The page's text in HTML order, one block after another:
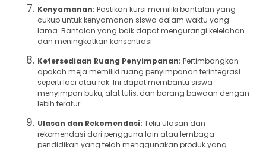
Kenyamanan: Pastikan kursi memiliki bantalan yang
cukup untuk kenyamanan siswa dalam waktu yang
lama. Bantalan yang baik dapat mengurangi kelelahan
dan meningkatkan konsentrasi.
Ketersediaan Ruang Penyimpanan: Pertimbangkan
apakah meja memiliki ruang penyimpanan terintegrasi
seperti laci atau rak. Ini dapat membantu siswa
menyimpan buku, alat tulis, dan barang bawaan dengan
lebih teratur.
Ulasan dan Rekomendasi: Teliti ulasan dan
rekomendasi dari pengguna lain atau lembaga
pendidikan yang telah menggunakan produk yang